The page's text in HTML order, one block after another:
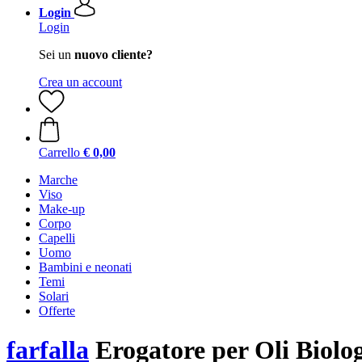
Login
Login
Sei un nuovo cliente?
Crea un account
Carrello € 0,00
Marche
Viso
Make-up
Corpo
Capelli
Uomo
Bambini e neonati
Temi
Solari
Offerte
farfalla Erogatore per Oli